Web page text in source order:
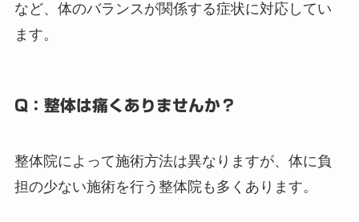
など、体のバランスが関係する症状に対応してい
ます。
Q：整体は痛くありませんか？
整体院によって施術方法は異なりますが、体に負
担の少ない施術を行う整体院も多くあります。